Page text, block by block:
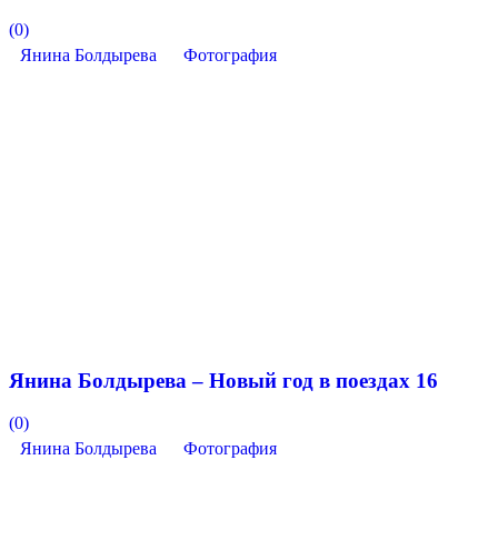
(0)
Янина Болдырева
Фотография
Янина Болдырева – Новый год в поездах 16
(0)
Янина Болдырева
Фотография